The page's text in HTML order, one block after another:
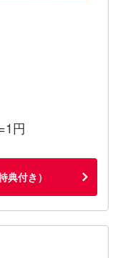
円
典付き）